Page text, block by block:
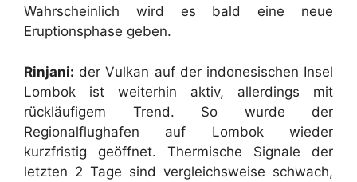
Wahrscheinlich wird es bald eine neue
Eruptionsphase geben.
Rinjani: der Vulkan auf der indonesischen Insel
Lombok ist weiterhin aktiv, allerdings mit
rückläufigem Trend. So wurde der
Regionalflughafen auf Lombok wieder
kurzfristig geöffnet. Thermische Signale der
letzten 2 Tage sind vergleichsweise schwach,